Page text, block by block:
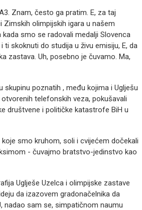
Znam, često ga pratim. E, za taj
olimpijskih igara u našem
smo se radovali medalji Slovenca
skoknuti do studija u živu emisiju, E, da
zastava. Uh, posebno je čuvamo. Ma,
poznatih , među kojima i Uglješu
telefonskih veza, pokušavali
društvene i političke katastrofe BiH u
smo kruhom, soli i cvijećem dočekali
- čuvajmo bratstvo-jedinstvo kao
Uglješe Uzelca i olimpijske zastave
da izazovem gradonačelnika da
nadao sam se, simpatičnom naumu